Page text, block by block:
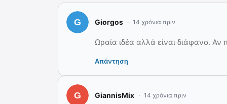
Giorgos 14 χρόνια πριν
Ωραία ιδέα αλλά είναι διάφανο. Αν
Απάντηση
GiannisMix 14 χρόνια πριν